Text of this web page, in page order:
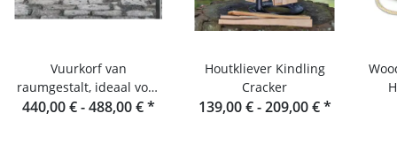
Vuurkorf van
raumgestalt, ideaal voor
buiten koken
440,00 € -488,00 €*
Houtkliever Kindling
Cracker
139,00 € -209,00 €*